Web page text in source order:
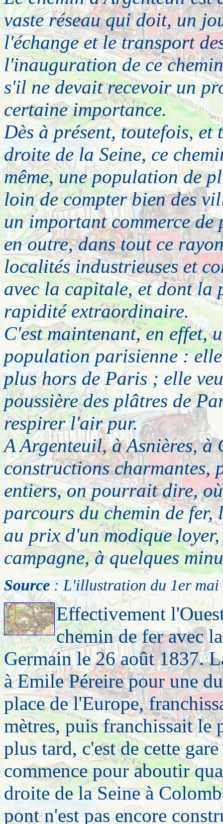
vaste réseau qui doit, un
l'échange et le transport
l'inauguration de ce
s'il ne devait recevoir un
certaine importance.
Dès à présent, toutefois,
droite de la Seine, ce
même, une population de
loin de compter bien des
un important commerce
en outre, dans tout ce
localités industrieuses et
avec la capitale, et dont la
rapidité extraordinaire.
C'est maintenant, en effet,
population parisienne :
plus hors de Paris ; elle
poussière des plâtres de
respirer l'air pur.
A Argenteuil, à Asnières, à
constructions charmantes,
entiers, on pourrait dire,
parcours du chemin de
au prix d'un modique
campagne, à quelques
Source: L'illustration du 1er mai
Effectivement
chemin de fer avec
Germainle 26 août 1837.
à Emile Péreire pour une
place de l'Europe,
mètres, puis franchissait le
plus tard, c'est de cette
commence pour aboutir
droite de la Seine à
pont n'est pas encore